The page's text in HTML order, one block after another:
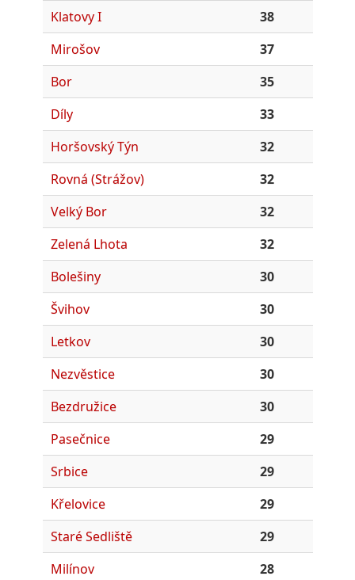
Klatovy I
38
Mirošov
37
Bor
35
Díly
33
Horšovský Týn
32
Rovná (Strážov)
32
Velký Bor
32
Zelená Lhota
32
Bolešiny
30
Švihov
30
Letkov
30
Nezvěstice
30
Bezdružice
30
Pasečnice
29
Srbice
29
Křelovice
29
Staré Sedliště
29
Milínov
28